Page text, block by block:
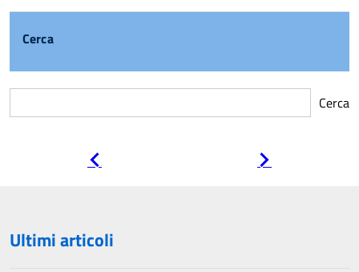
Cerca
Cerca
Ultimi articoli